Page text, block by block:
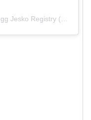
Een bericht gedeeld door Koenigsegg Jesko Registry (@koenigseggjesko.registry)